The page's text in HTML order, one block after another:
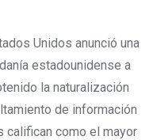
Unidos anunció una
estadounidense a
la naturalización
de información
califican como el mayor